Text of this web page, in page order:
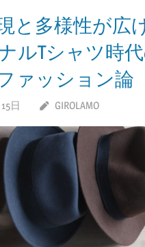
と多様性が広
ルTシャツ時
ァッション論
日 GIROLAMO